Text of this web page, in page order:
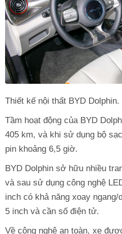
Thiết kế nội thất BYD Dolphin.
Tầm hoạt động của BYD
405 km, và khi sử dụng bộ
pin khoảng 6,5 giờ.
BYD Dolphin sở hữu nhiều
và sau sử dụng công nghệ
inch có khả năng xoay
5 inch và cần số điện tử.
Về công nghệ an toàn, xe